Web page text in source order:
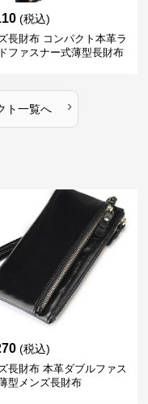
(税込)
長財布 コンパクト本革ラ
ファスナー式薄型長財布
ト一覧へ ›
(税込)
長財布 本革ダブルファス
型メンズ長財布